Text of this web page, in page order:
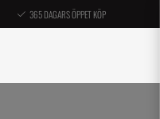
365 DAGARS ÖPPET KÖP